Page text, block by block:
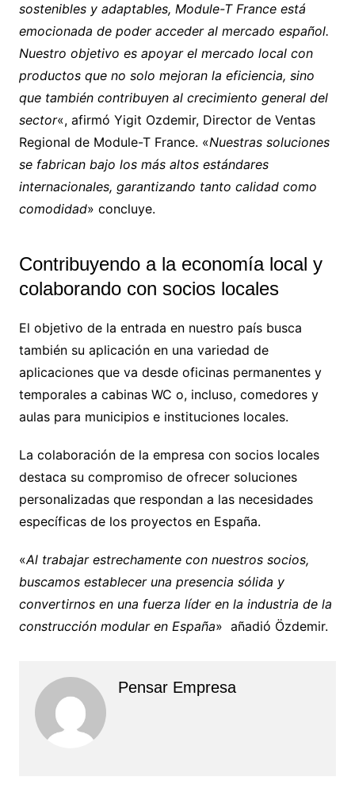
sostenibles y adaptables, Module-T France está
emocionada de poder acceder al mercado español.
Nuestro objetivo es apoyar el mercado local con
productos que no solo mejoran la eficiencia, sino
que también contribuyen al crecimiento general del
sector«, afirmó Yigit Ozdemir, Director de Ventas
Regional de Module-T France. «Nuestras soluciones
se fabrican bajo los más altos estándares
internacionales, garantizando tanto calidad como
comodidad» concluye.
Contribuyendo a la economía local y
colaborando con socios locales
El objetivo de la entrada en nuestro país busca
también su aplicación en una variedad de
aplicaciones que va desde oficinas permanentes y
temporales a cabinas WC o, incluso, comedores y
aulas para municipios e instituciones locales.
La colaboración de la empresa con socios locales
destaca su compromiso de ofrecer soluciones
personalizadas que respondan a las necesidades
específicas de los proyectos en España.
«Al trabajar estrechamente con nuestros socios,
buscamos establecer una presencia sólida y
convertirnos en una fuerza líder en la industria de la
construcción modular en España» añadió Özdemir.
Pensar Empresa